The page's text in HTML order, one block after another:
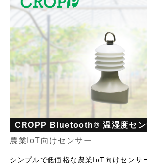
CROPP Bluetooth® 温湿度セン
農業IoT向けセンサー
シンプルで低価格な農業IoT向けセンサ